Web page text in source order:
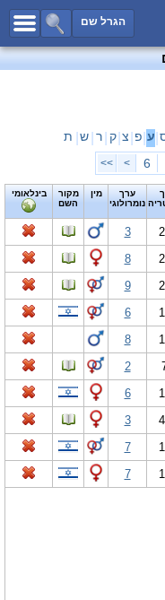
הגרל שם
כל השמות
שמות לבנים
שמות משותפים
שמות נדירים
קטגוריות
מפורסמיםחדש!
נומרולוגיה
הוסף שם
צור קשר
פייסבוק
ע פ צ ק ר ש ת
6
>
>>
ערך
נומרולוגי
מין
מקור
השם
בינלאומי
3
8
9
6
8
2
6
3
7
7